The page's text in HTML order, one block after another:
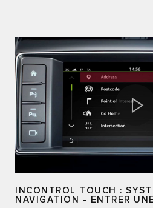
INCONTROL TOUCH :
NAVIGATION - ENTRER